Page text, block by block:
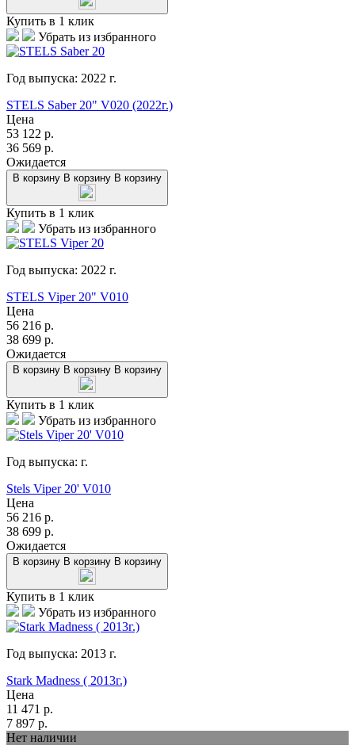
Купить в 1 клик
Убрать из избранного
Год выпуска: 2022 г.
STELS Saber 20" V020 (2022г.)
Цена
53 122 р.
36 569 р.
Ожидается
В корзину В корзину В корзину
Купить в 1 клик
Убрать из избранного
Год выпуска: 2022 г.
STELS Viper 20" V010
Цена
56 216 р.
38 699 р.
Ожидается
В корзину В корзину В корзину
Купить в 1 клик
Убрать из избранного
Год выпуска: г.
Stels Viper 20' V010
Цена
56 216 р.
38 699 р.
Ожидается
В корзину В корзину В корзину
Купить в 1 клик
Убрать из избранного
Год выпуска: 2013 г.
Stark Madness ( 2013г.)
Цена
11 471 р.
7 897 р.
Нет наличии